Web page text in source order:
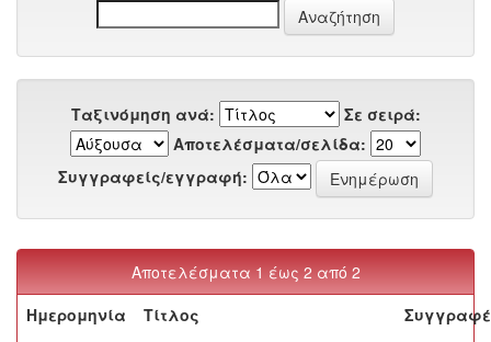
Ταξινόμηση ανά:
Σε σειρά:
Αποτελέσματα/σελίδα:
Συγγραφείς/εγγραφή:
Αποτελέσματα 1 έως 2 από 2
Ημερομηνία
Τίτλος